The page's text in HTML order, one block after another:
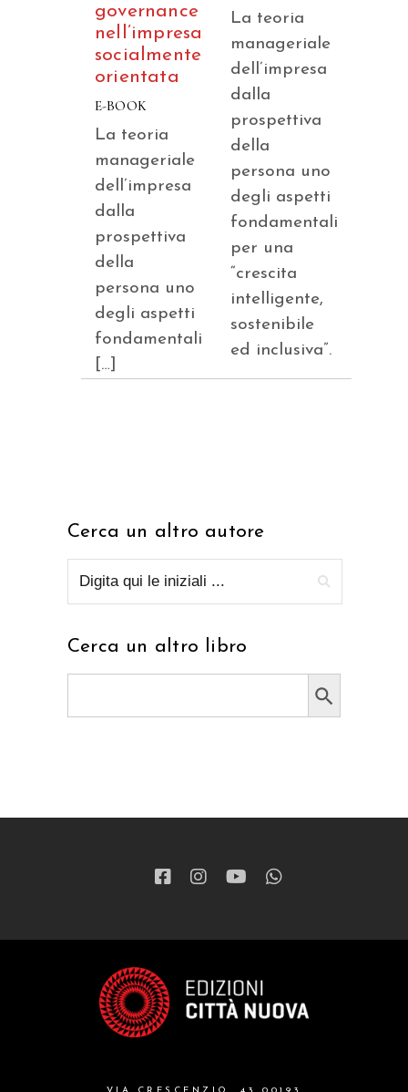
governance
nell’impresa
socialmente
orientata
E-BOOK
La teoria
manageriale
dell’impresa
dalla
prospettiva
della
persona uno
degli aspetti
fondamentali
[…]
La teoria
manageriale
dell’impresa
dalla
prospettiva
della
persona uno
degli aspetti
fondamentali
per una
“crescita
intelligente,
sostenibile
ed inclusiva”.
Cerca un altro autore
Cerca un altro libro
Search Button